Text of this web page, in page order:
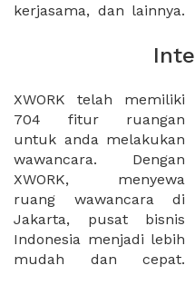
kerjasama, dan lainnya.
XWORK telah memiliki
704 fitur ruangan
untuk anda melakukan
wawancara. Dengan
XWORK, menyewa
ruang wawancara di
Jakarta, pusat bisnis
Indonesia menjadi lebih
mudah dan cepat.
Temukan akses koleksi
lokasi unik yang belum
pernah anda temukan
dan buat pertemuan
anda dengan calon
karyawan anda lebih